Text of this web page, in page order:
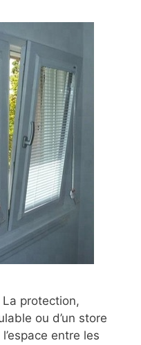
protection,
ou d’un store
entre les